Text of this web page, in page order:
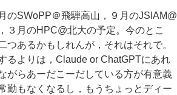
SWoPP＠飛騨高山，９月のJSIAM@
３月のHPC@北大の予定。今のとこ
あるかもしれんが，それはそれで。
るよりは，Claude or ChatGPTにあれ
がらあーだこーだしている方が有意義
勤もなくなるし，もうちょっとディー